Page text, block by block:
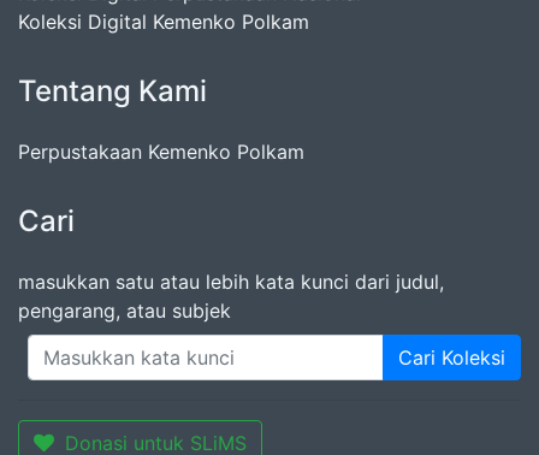
Koleksi Digital Kemenko Polkam
Tentang Kami
Perpustakaan Kemenko Polkam
Cari
masukkan satu atau lebih kata kunci dari judul,
pengarang, atau subjek
Cari Koleksi
Donasi untuk SLiMS